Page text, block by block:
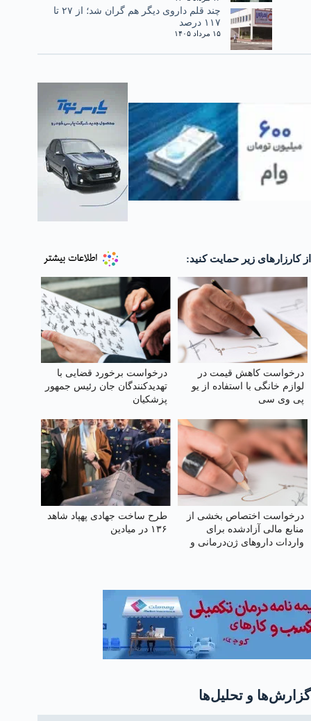
چند قلم داروی دیگر هم گران شد؛ از ۲۷ تا
۱۱۷ درصد
۱۵ مرداد ۱۴۰۵
از کارزارهای زیر حمایت کنید:
درخواست کاهش قیمت در
لوازم خانگی با استفاده از یو
پی وی سی
درخواست برخورد قضایی با
تهدید‌کنندگان جان رئیس جمهور
پزشکیان
درخواست اختصاص بخشی از
منابع مالی آزادشده برای
واردات داروهای ژن‌درمانی و
طرح ساخت جهادی پهپاد شاهد
۱۳۶ در میادین
گزارش‌ها و تحلیل‌ها